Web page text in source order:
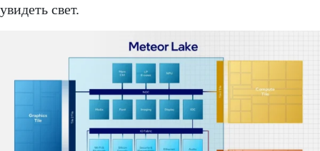
увидеть свет.